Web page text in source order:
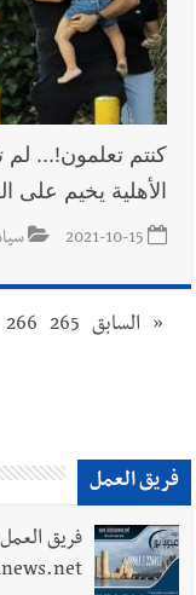
كنتم تعلمون!...
الأهلية يخيم على
2021-10-15
« السابق 265
266
فريق العمل
فريق